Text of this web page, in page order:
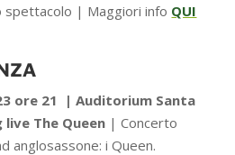
spettacolo | Maggiori info QUI
ore 21 | Auditorium Santa
The Queen | Concerto
anglosassone: i Queen.